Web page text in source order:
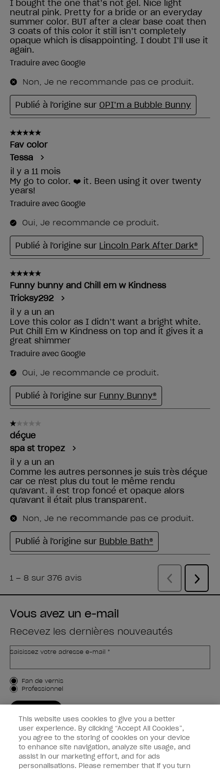
Vous avez un e-mail
Recevez les dernières nouveautés
Saisissez votre adresse e-mail *
Type de client
Fan de vernis
Professionnel
Informations clients
Connectez-Vous
This website uses cookies to give you a better
user experience. By clicking “Accept All Cookies”,
you agree to the storing of cookies on your device
to enhance site navigation, analyze site usage, and
assist in our marketing effort, and for ads
personalisations. Please remember that if you turn